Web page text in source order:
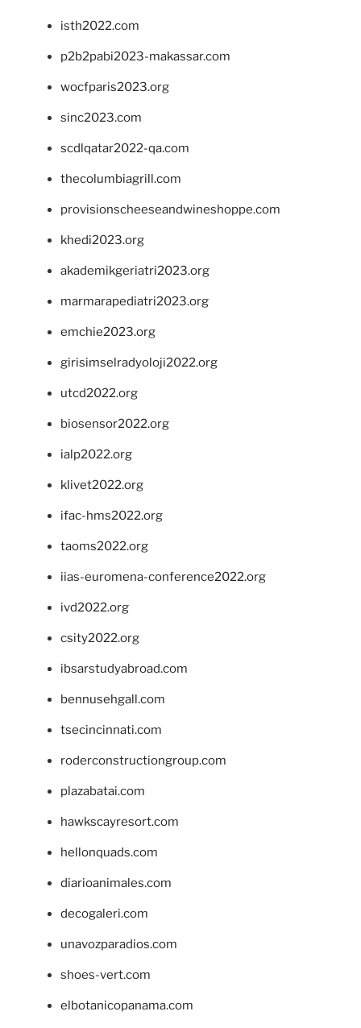
isth2022.com
p2b2pabi2023-makassar.com
wocfparis2023.org
sinc2023.com
scdlqatar2022-qa.com
thecolumbiagrill.com
provisionscheeseandwineshoppe.com
khedi2023.org
akademikgeriatri2023.org
marmarapediatri2023.org
emchie2023.org
girisimselradyoloji2022.org
utcd2022.org
biosensor2022.org
ialp2022.org
klivet2022.org
ifac-hms2022.org
taoms2022.org
iias-euromena-conference2022.org
ivd2022.org
csity2022.org
ibsarstudyabroad.com
bennusehgall.com
tsecincinnati.com
roderconstructiongroup.com
plazabatai.com
hawkscayresort.com
hellonquads.com
diarioanimales.com
decogaleri.com
unavozparadios.com
shoes-vert.com
elbotanicopanama.com